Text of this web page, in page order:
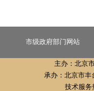
市级政府部门网站
主办：北京
承办：北京市丰
技术服务